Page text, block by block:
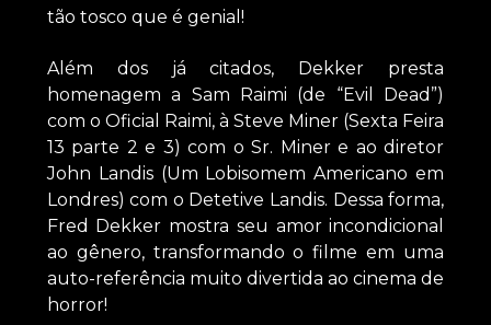
tão tosco que é genial!
Além dos já citados, Dekker presta
homenagem a Sam Raimi (de “Evil Dead”)
com o Oficial Raimi, à Steve Miner (Sexta Feira
13 parte 2 e 3) com o Sr. Miner e ao diretor
John Landis (Um Lobisomem Americano em
Londres) com o Detetive Landis. Dessa forma,
Fred Dekker mostra seu amor incondicional
ao gênero, transformando o filme em uma
auto-referência muito divertida ao cinema de
horror!